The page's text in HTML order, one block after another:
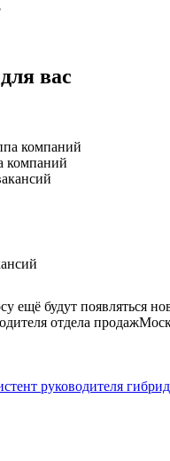
вас
компаний
ещё будут появляться
отдела продаж
руководителя гибрид